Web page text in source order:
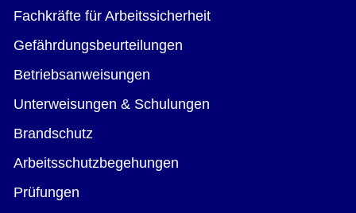
Fachkräfte für Arbeitssicherheit
Gefährdungsbeurteilungen
Betriebsanweisungen
Unterweisungen & Schulungen
Brandschutz
Arbeitsschutzbegehungen
Prüfungen